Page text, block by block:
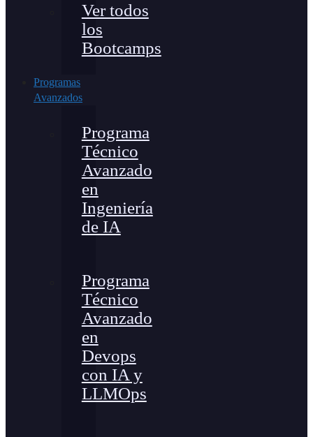
Ver todos
los
Bootcamps
Programas
Avanzados
Programa
Técnico
Avanzado
en
Ingeniería
de IA
Programa
Técnico
Avanzado
en
Devops
con IA y
LLMOps